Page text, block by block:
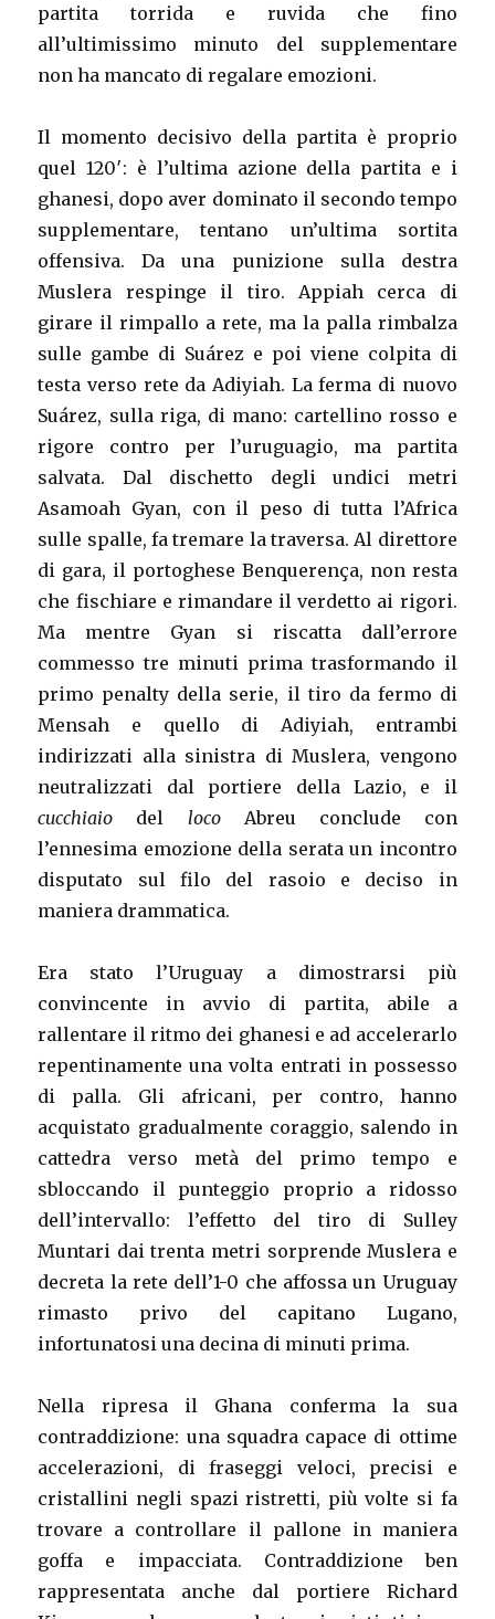
partita torrida e ruvida che fino
all’ultimissimo minuto del supplementare
non ha mancato di regalare emozioni.
Il momento decisivo della partita è proprio
quel 120′: è l’ultima azione della partita e i
ghanesi, dopo aver dominato il secondo tempo
supplementare, tentano un’ultima sortita
offensiva. Da una punizione sulla destra
Muslera respinge il tiro. Appiah cerca di
girare il rimpallo a rete, ma la palla rimbalza
sulle gambe di Suárez e poi viene colpita di
testa verso rete da Adiyiah. La ferma di nuovo
Suárez, sulla riga, di mano: cartellino rosso e
rigore contro per l’uruguagio, ma partita
salvata. Dal dischetto degli undici metri
Asamoah Gyan, con il peso di tutta l’Africa
sulle spalle, fa tremare la traversa. Al direttore
di gara, il portoghese Benquerença, non resta
che fischiare e rimandare il verdetto ai rigori.
Ma mentre Gyan si riscatta dall’errore
commesso tre minuti prima trasformando il
primo penalty della serie, il tiro da fermo di
Mensah e quello di Adiyiah, entrambi
indirizzati alla sinistra di Muslera, vengono
neutralizzati dal portiere della Lazio, e il
cucchiaio del locoAbreu conclude con
l’ennesima emozione della serata un incontro
disputato sul filo del rasoio e deciso in
maniera drammatica.
Era stato l’Uruguay a dimostrarsi più
convincente in avvio di partita, abile a
rallentare il ritmo dei ghanesi e ad accelerarlo
repentinamente una volta entrati in possesso
di palla. Gli africani, per contro, hanno
acquistato gradualmente coraggio, salendo in
cattedra verso metà del primo tempo e
sbloccando il punteggio proprio a ridosso
dell’intervallo: l’effetto del tiro di Sulley
Muntari dai trenta metri sorprende Muslera e
decreta la rete dell’1-0 che affossa un Uruguay
rimasto privo del capitano Lugano,
infortunatosi una decina di minuti prima.
Nella ripresa il Ghana conferma la sua
contraddizione: una squadra capace di ottime
accelerazioni, di fraseggi veloci, precisi e
cristallini negli spazi ristretti, più volte si fa
trovare a controllare il pallone in maniera
goffa e impacciata. Contraddizione ben
rappresentata anche dal portiere Richard